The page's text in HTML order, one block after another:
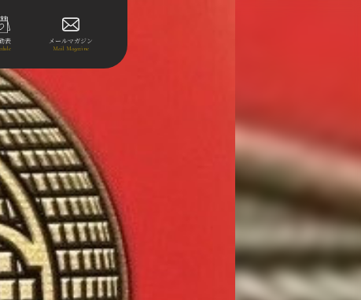
表 メールマガジン
Mail Magazine